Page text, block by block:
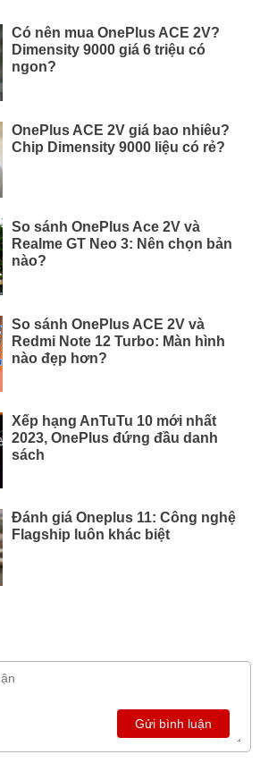
Có nên mua OnePlus ACE 2V?
Dimensity 9000 giá 6 triệu có
ngon?
OnePlus ACE 2V giá bao nhiêu?
Chip Dimensity 9000 liệu có rẻ?
So sánh OnePlus Ace 2V và
Realme GT Neo 3: Nên chọn bản
nào?
So sánh OnePlus ACE 2V và
Redmi Note 12 Turbo: Màn hình
nào đẹp hơn?
Xếp hạng AnTuTu 10 mới nhất
2023, OnePlus đứng đầu danh
sách
Đánh giá Oneplus 11: Công nghệ
Flagship luôn khác biệt
Gửi bình luận